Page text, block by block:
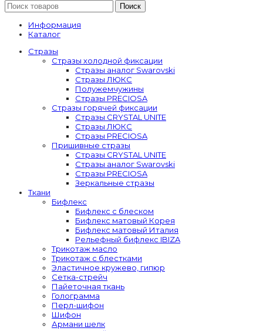
Поиск
Информация
Каталог
Стразы
Стразы холодной фиксации
Стразы аналог Swarovski
Стразы ЛЮКС
Полужемчужины
Стразы PRECIOSA
Стразы горячей фиксации
Стразы CRYSTAL UNITE
Стразы ЛЮКС
Стразы PRECIOSA
Пришивные стразы
Стразы CRYSTAL UNITE
Стразы аналог Swarovski
Стразы PRECIOSA
Зеркальные стразы
Ткани
Бифлекс
Бифлекс с блеском
Бифлекс матовый Корея
Бифлекс матовый Италия
Рельефный бифлекс IBIZA
Трикотаж масло
Трикотаж с блестками
Эластичное кружево, гипюр
Сетка-стрейч
Пайеточная ткань
Голограмма
Перл-шифон
Шифон
Армани шелк